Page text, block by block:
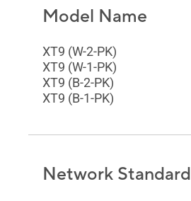
Model Name
XT9 (W-2-PK)
XT9 (W-1-PK)
XT9 (B-2-PK)
XT9 (B-1-PK)
Network Standard